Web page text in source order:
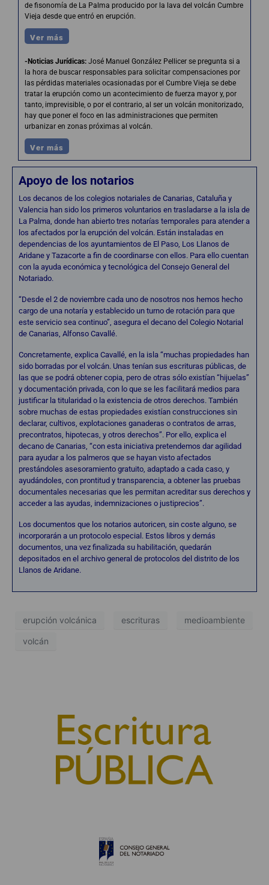
de fisonomía de La Palma producido por la lava del volcán Cumbre
Vieja desde que entró en erupción.
Ver más
-Noticias Jurídicas: José Manuel González Pellicer se pregunta si a
la hora de buscar responsables para solicitar compensaciones por
las pérdidas materiales ocasionadas por el Cumbre Vieja se debe
tratar la erupción como un acontecimiento de fuerza mayor y, por
tanto, imprevisible, o por el contrario, al ser un volcán monitorizado,
hay que poner el foco en las administraciones que permiten
urbanizar en zonas próximas al volcán.
Ver más
Apoyo de los notarios
Los decanos de los colegios notariales de Canarias, Cataluña y
Valencia han sido los primeros voluntarios en trasladarse a la isla de
La Palma, donde han abierto tres notarías temporales para atender a
los afectados por la erupción del volcán. Están instaladas en
dependencias de los ayuntamientos de El Paso, Los Llanos de
Aridane y Tazacorte a fin de coordinarse con ellos. Para ello cuentan
con la ayuda económica y tecnológica del Consejo General del
Notariado.
“Desde el 2 de noviembre cada uno de nosotros nos hemos hecho
cargo de una notaría y establecido un turno de rotación para que
este servicio sea continuo”, asegura el decano del Colegio Notarial
de Canarias, Alfonso Cavallé.
Concretamente, explica Cavallé, en la isla “muchas propiedades han
sido borradas por el volcán. Unas tenían sus escrituras públicas, de
las que se podrá obtener copia, pero de otras sólo existían “hijuelas”
y documentación privada, con lo que se les facilitará medios para
justificar la titularidad o la existencia de otros derechos. También
sobre muchas de estas propiedades existían construcciones sin
declarar, cultivos, explotaciones ganaderas o contratos de arras,
precontratos, hipotecas, y otros derechos”. Por ello, explica el
decano de Canarias, “con esta iniciativa pretendemos dar agilidad
para ayudar a los palmeros que se hayan visto afectados
prestándoles asesoramiento gratuito, adaptado a cada caso, y
ayudándoles, con prontitud y transparencia, a obtener las pruebas
documentales necesarias que les permitan acreditar sus derechos y
acceder a las ayudas, indemnizaciones o justiprecios”.
Los documentos que los notarios autoricen, sin coste alguno, se
incorporarán a un protocolo especial. Estos libros y demás
documentos, una vez finalizada su habilitación, quedarán
depositados en el archivo general de protocolos del distrito de los
Llanos de Aridane.
erupción volcánica escrituras medioambiente
volcán